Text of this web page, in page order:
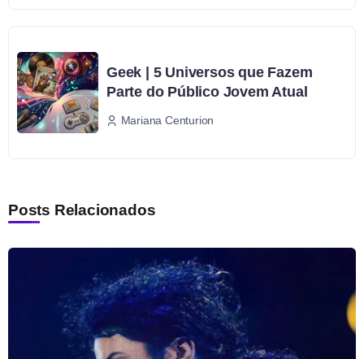
Geek | 5 Universos que Fazem
Parte do Público Jovem Atual
Mariana Centurion
Posts Relacionados